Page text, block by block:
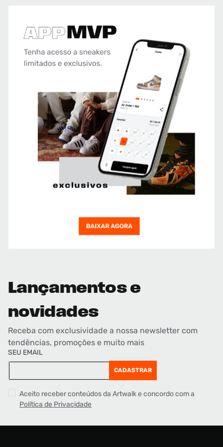
Lançamentos e
novidades
Receba com exclusividade a nossa newsletter com
tendências, promoções e muito mais
SEU EMAIL
CADASTRAR
Aceito receber conteúdos da Artwalk e concordo com a
Política de Privacidade